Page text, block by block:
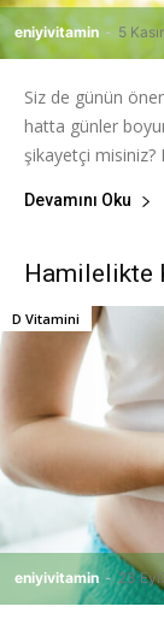
eniyivitamin - 5
Siz de günün
hatta günler
şikayetçi misiniz?
Devamını Oku
Hamilelikte
eniyivitamin - 23
D Vitamini